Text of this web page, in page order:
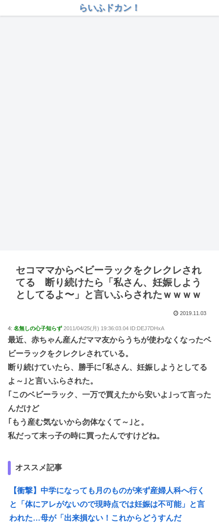
らいふドカン！
セコママからベビーラックをクレクレされ
てる 断り続けたら「私さん、妊娠しよう
としてるよ〜」と言いふらされたｗｗｗｗ
2019.11.03
4: 名無しの心子知らず 2011/04/25(月) 19:36:03.04 ID:DEJ7DHxA
最近、赤ちゃん産んだママ友からうちが使わなくなったベ
ビーラックをクレクレされている。
断り続けていたら、勝手に｢私さん、妊娠しようとしてる
よ～｣と言いふらされた。
｢このベビーラック、一万で買えたから安いよ｣って言った
んだけど
｢もう産む気ないから勿体なくて～｣と。
私だって末っ子の時に買ったんですけどね。
オススメ記事
【衝撃】中学になっても月のものが来ず産婦人科へ行く
と「体にアレがないので現時点では妊娠は不可能」と言
われた…母が「出来損ない！これからどうすんだ